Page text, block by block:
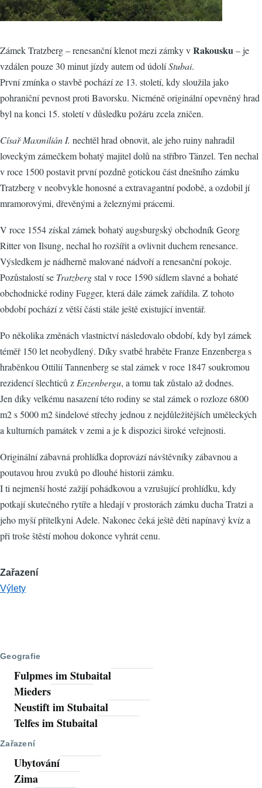
Zámek Tratzberg – renesanční klenot mezi zámky vRakousku– je
vzdálen pouze 30 minut jízdy autem od údolíStubai.
První zmínka o stavbě pochází ze 13. století, kdy sloužila jako
pohraniční pevnost proti Bavorsku. Nicméně originální opevněný hrad
byl na konci 15. století v důsledku požáru zcela zničen.
Císař Maxmilián I. nechtěl hrad obnovit, ale jeho ruiny nahradil
loveckým zámečkem bohatý majitel dolů na stříbro Tänzel. Ten nechal
v roce 1500 postavit první pozdně gotickou část dnešního zámku
Tratzberg v neobvykle honosné a extravagantní podobě, a ozdobil jí
mramorovými, dřevěnými a železnými prácemi.
V roce 1554 získal zámek bohatý augsburgský obchodník Georg
Ritter von Ilsung, nechal ho rozšířit a ovlivnit duchem renesance.
Výsledkem je nádherně malované nádvoří a renesanční pokoje.
Pozůstalostí se Tratzbergstal v roce 1590 sídlem slavné a bohaté
obchodnické rodiny Fugger, která dále zámek zařídila. Z tohoto
období pochází z větší části stále ještě existující inventář.
Po několika změnách vlastnictví následovalo období, kdy byl zámek
téměř 150 let neobydlený. Díky svatbě hraběte Franze Enzenberga s
hraběnkou Ottilií Tannenberg se stal zámek v roce 1847 soukromou
rezidencí šlechticů z Enzenbergu, a tomu tak zůstalo až dodnes.
Jen díky velkému nasazení této rodiny se stal zámek o rozloze 6800
m2 s 5000 m2 šindelové střechy jednou z nejdůležitějších uměleckých
a kulturních památek v zemi a je k dispozici široké veřejnosti.
Originální zábavná prohlídka doprovází návštěvníky zábavnou a
poutavou hrou zvuků po dlouhé historii zámku.
I ti nejmenší hosté zažijí pohádkovou a vzrušující prohlídku, kdy
potkají skutečného rytíře a hledají v prostorách zámku ducha Tratzi a
jeho myší přítelkyni Adele. Nakonec čeká ještě děti napínavý kvíz a
při troše štěstí mohou dokonce vyhrát cenu.
Zařazení
Výlety
Geografie
Fulpmes im Stubaital
Mieders
Neustift im Stubaital
Telfes im Stubaital
Zařazení
Ubytování
Zima